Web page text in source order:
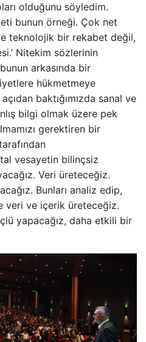
olduğunu söyledim.
bunun örneği. Çok net
teknolojik bir rekabet değil,
Nitekim sözlerinin
arkasında bir
hükmetmeye
baktığımızda sanal ve
bilgi olmak üzere pek
gerektiren bir
vesayetin bilinçsiz
Veri üreteceğiz.
Bunları analiz edip,
veri ve içerik üreteceğiz.
yapacağız, daha etkili bir